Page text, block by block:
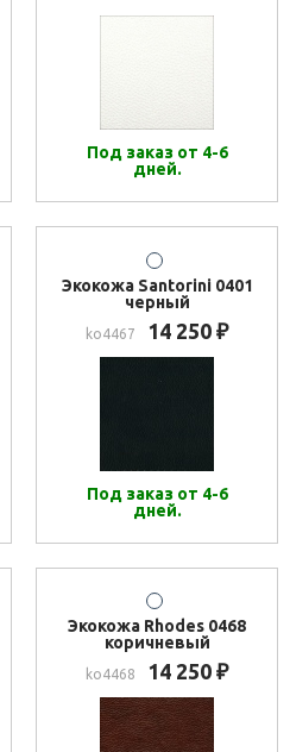
Под заказ от 4-6
дней.
Экокожа Santorini 0401
черный
ko4467 14 250 ₽
Под заказ от 4-6
дней.
Экокожа Rhodes 0468
коричневый
ko4468 14 250 ₽